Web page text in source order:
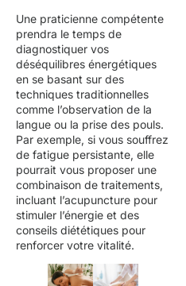
Une praticienne compétente
prendra le temps de
diagnostiquer vos
déséquilibres énergétiques
en se basant sur des
techniques traditionnelles
comme l’observation de la
langue ou la prise des pouls.
Par exemple, si vous souffrez
de fatigue persistante, elle
pourrait vous proposer une
combinaison de traitements,
incluant l’acupuncture pour
stimuler l’énergie et des
conseils diététiques pour
renforcer votre vitalité.